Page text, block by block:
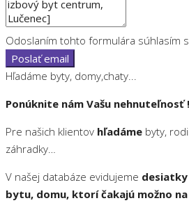
Odoslaním tohto formulára súhlasím s
Poslať email
Hľadáme byty, domy,chaty...
Ponúknite nám Vašu nehnuteľnosť !
Pre našich klientov hľadáme byty,
záhradky…
V našej databáze evidujeme desiatky
bytu, domu, ktorí čakajú možno